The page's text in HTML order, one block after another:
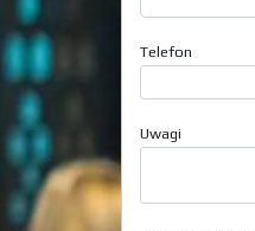
Telefon
Uwagi